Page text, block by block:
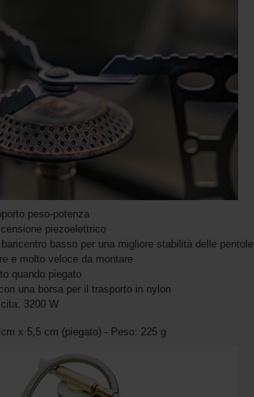
peso-potenza
piezoelettrico
basso per una migliore stabilità delle pentole
e molto veloce da montare
quando piegato
una borsa per il trasporto in nylon
3200 W
x 5,5 cm (piegato) - Peso: 225 g